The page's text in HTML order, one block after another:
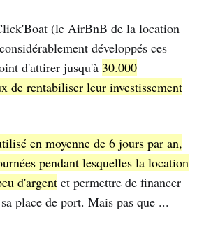
(le AirBnB de la location
développés ces
d'attirer jusqu'à 30.000
de rentabiliser leur investissement
en moyenne de 6 jours par an,
pendant lesquelles la location
d'argent et permettre de financer
place de port. Mais pas que ...